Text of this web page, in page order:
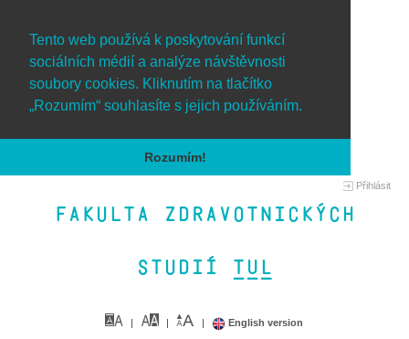
Tento web používá k poskytování funkcí
sociálních médií a analýze návštěvnosti
soubory cookies. Kliknutím na tlačítko
„Rozumím“ souhlasíte s jejich používáním.
Rozumím!
Přihlásit
Fakulta zdravotnických
studií TUL&
English version